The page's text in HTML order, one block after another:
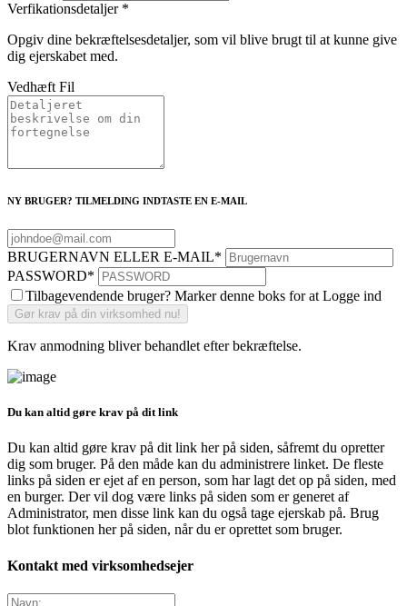
Verfikationsdetaljer *
Opgiv dine bekræftelsesdetaljer, som vil blive brugt til at kunne give
dig ejerskabet med.
Vedhæft Fil
NY BRUGER? TILMELDING INDTASTE EN E-MAIL
BRUGERNAVN ELLER E-MAIL*
PASSWORD*
Tilbagevendende bruger? Marker denne boks for at Logge ind
Krav anmodning bliver behandlet efter bekræftelse.
Du kan altid gøre krav på dit link
Du kan altid gøre krav på dit link her på siden, såfremt du opretter
dig som bruger. På den måde kan du administrere linket. De fleste
links på siden er ejet af en person, som har lagt det op på siden, med
en burger. Der vil dog være links på siden som er generet af
Administrator, men disse link kan du også tage ejerskab på. Brug
blot funktionen her på siden, når du er oprettet som bruger.
Kontakt med virksomhedsejer